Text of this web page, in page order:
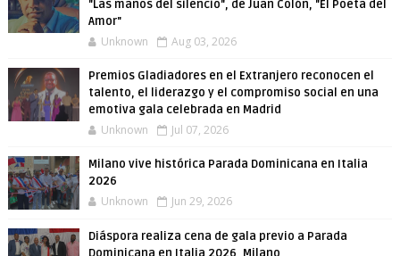
"Las manos del silencio", de Juan Colón, "El Poeta del
Amor"
Unknown Aug 03, 2026
Premios Gladiadores en el Extranjero reconocen el
talento, el liderazgo y el compromiso social en una
emotiva gala celebrada en Madrid
Unknown Jul 07, 2026
Milano vive histórica Parada Dominicana en Italia
2026
Unknown Jun 29, 2026
Diáspora realiza cena de gala previo a Parada